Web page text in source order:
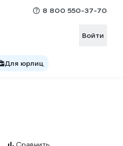
8 800 550-37-70
Войти
Для юрлиц